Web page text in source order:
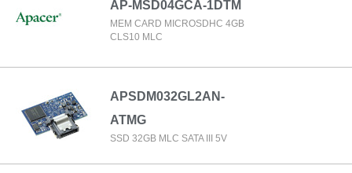
AP-MSD04GCA-1DTM
MEM CARD MICROSDHC 4GB
CLS10 MLC
APSDM032GL2AN-
ATMG
SSD 32GB MLC SATA III 5V